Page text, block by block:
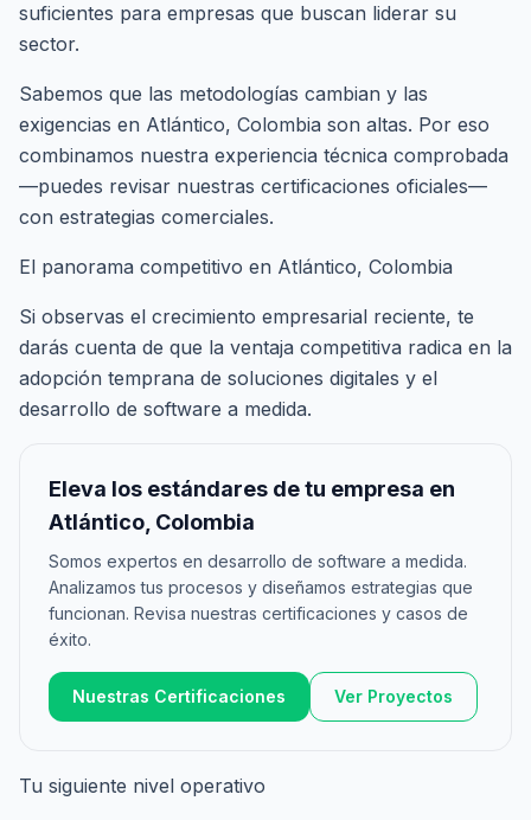
suficientes para empresas que buscan liderar su
sector.
Sabemos que las metodologías cambian y las
exigencias en Atlántico, Colombia son altas. Por eso
combinamos nuestra experiencia técnica comprobada
—puedes revisar nuestras certificaciones oficiales—
con estrategias comerciales.
El panorama competitivo en Atlántico, Colombia
Si observas el crecimiento empresarial reciente, te
darás cuenta de que la ventaja competitiva radica en la
adopción temprana de soluciones digitales y el
desarrollo de software a medida.
Eleva los estándares de tu empresa en
Atlántico, Colombia
Somos expertos en desarrollo de software a medida.
Analizamos tus procesos y diseñamos estrategias que
funcionan. Revisa nuestras certificaciones y casos de
éxito.
Nuestras Certificaciones Ver Proyectos
Tu siguiente nivel operativo